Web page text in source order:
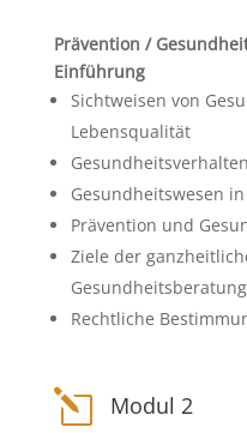
Prävention /
Einführung
Sichtweisen von
Lebensqualität
Gesundheitswesen
Prävention und
Ziele der
Gesundheitsberatung
Rechtliche
l Modul 2